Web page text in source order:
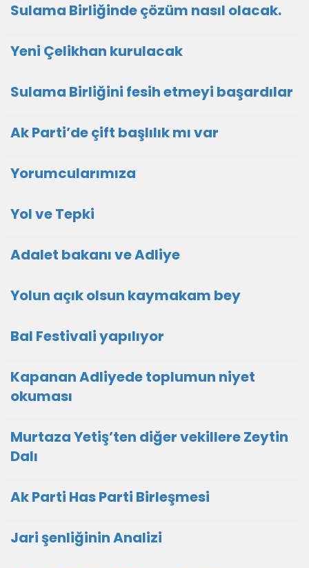
Sulama Birliğinde çözüm nasıl olacak.
Yeni Çelikhan kurulacak
Sulama Birliğini fesih etmeyi başardılar
Ak Parti’de çift başlılık mı var
Yorumcularımıza
Yol ve Tepki
Adalet bakanı ve Adliye
Yolun açık olsun kaymakam bey
Bal Festivali yapılıyor
Kapanan Adliyede toplumun niyet
okuması
Murtaza Yetiş’ten diğer vekillere Zeytin
Dalı
Ak Parti Has Parti Birleşmesi
Jari şenliğinin Analizi